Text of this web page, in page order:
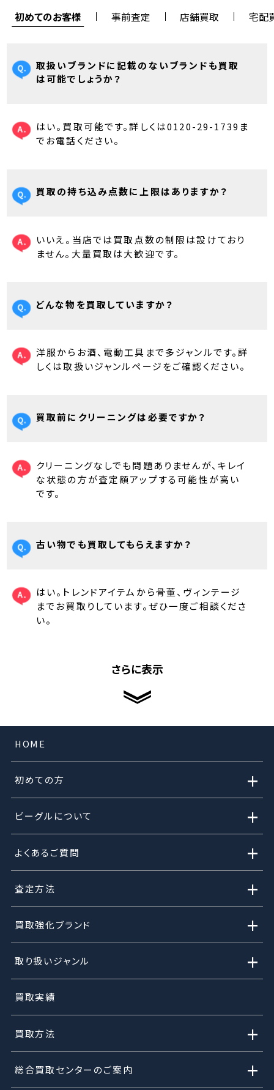
初めてのお客様 事前査定 店舗買取 宅配
取扱いブランドに記載のないブランドも買取
は可能でしょうか？
はい。買取可能です。詳しくは0120-29-1739ま
でお電話ください。
買取の持ち込み点数に上限はありますか？
いいえ。当店では買取点数の制限は設けており
ません。大量買取は大歓迎です。
どんな物を買取していますか？
洋服からお酒、電動工具まで多ジャンルです。詳
しくは取扱いジャンルページをご確認ください。
買取前にクリーニングは必要ですか？
クリーニングなしでも問題ありませんが、キレイ
な状態の方が査定額アップする可能性が高い
です。
古い物でも買取してもらえますか？
はい。トレンドアイテムから骨董、ヴィンテージ
までお買取りしています。ぜひ一度ご相談くださ
い。
さらに表示
HOME
初めての方 +
ビーグルについて +
よくあるご質問 +
査定方法 +
買取強化ブランド +
取り扱いジャンル +
買取実績
買取方法 +
総合買取センターのご案内 +